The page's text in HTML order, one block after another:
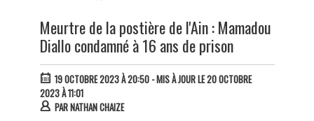
Meurtre de la postière de l'Ain : Mamadou
Diallo condamné à 16 ans de prison
19 OCTOBRE 2023 À 20:50- MIS À JOUR LE 20 OCTOBRE
2023 À 11:01
PARNATHAN CHAIZE